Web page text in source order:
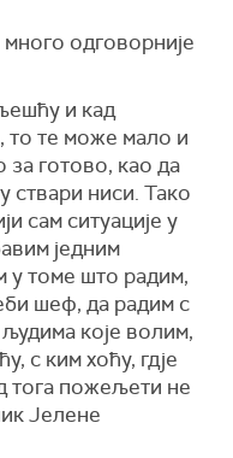
одговорније
и кад
то те може мало и
за готово, као да
ствари ниси. Тако
сам ситуације у
једним
у томе што радим,
шеф, да радим с
које волим,
с ким хоћу, гдје
тога пожељети не
Јелене